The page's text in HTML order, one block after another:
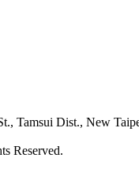
Dist., New
Reserved.